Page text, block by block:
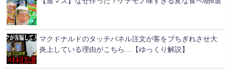
マクドナルドのタッチパネル注文が客をブちぎれさせ大
炎上している理由がこちら…【ゆっくり解説】